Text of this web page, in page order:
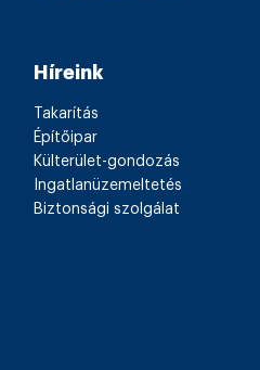
Híreink
Takarítás
Építőipar
Külterület-gondozás
Ingatlanüzemeltetés
Biztonsági szolgálat